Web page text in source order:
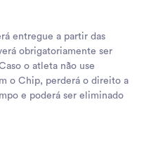
entregue a partir das
obrigatoriamente ser
o atleta não use
o Chip, perderá o direito a
e poderá ser eliminado